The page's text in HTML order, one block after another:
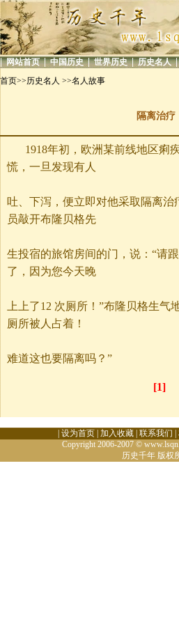
| 网站首页 | 中国历史 | 世界历史 | 历史名人 |
首页>>历史名人 >>名人故事
隔离治疗
1918年初，欧洲某前线地区痢
慌，一旦发现有人
吐、下泻，便立即对他采取隔离治
员敲开布隆贝格先
生投宿的旅馆房间的门，说：“请
了，因为您今天晚
上上了12 次厕所！”布隆贝格生气
厕所被人占着！
难道这也要隔离吗？”
[1]
设为首页 加入收藏 联系我们
Copyright 2006-2007 ©
历史千年版权